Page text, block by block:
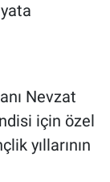
Nevzat
için özel
yıllarının